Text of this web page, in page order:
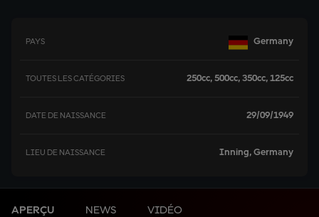
PAYS Germany
TOUTES LES CATÉGORIES 250cc, 500cc, 350cc, 125cc
DATE DE NAISSANCE 29/09/1949
LIEU DE NAISSANCE Inning, Germany
APERÇU NEWS VIDÉO